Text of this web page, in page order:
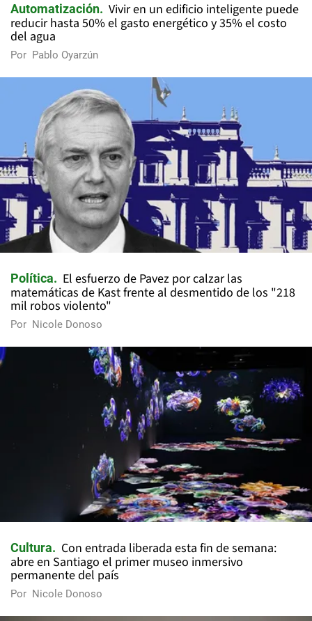
Automatización
Vivir en un edificio inteligente puede
reducir hasta 50% el gasto energético y 35% el costo
del agua
Por Pablo Oyarzún
Política
El esfuerzo de Pavez por calzar las
matemáticas de Kast frente al desmentido de los "218
mil robos violento"
Por Nicole Donoso
Cultura
Con entrada liberada esta fin de semana:
abre en Santiago el primer museo inmersivo
permanente del país
Por Nicole Donoso